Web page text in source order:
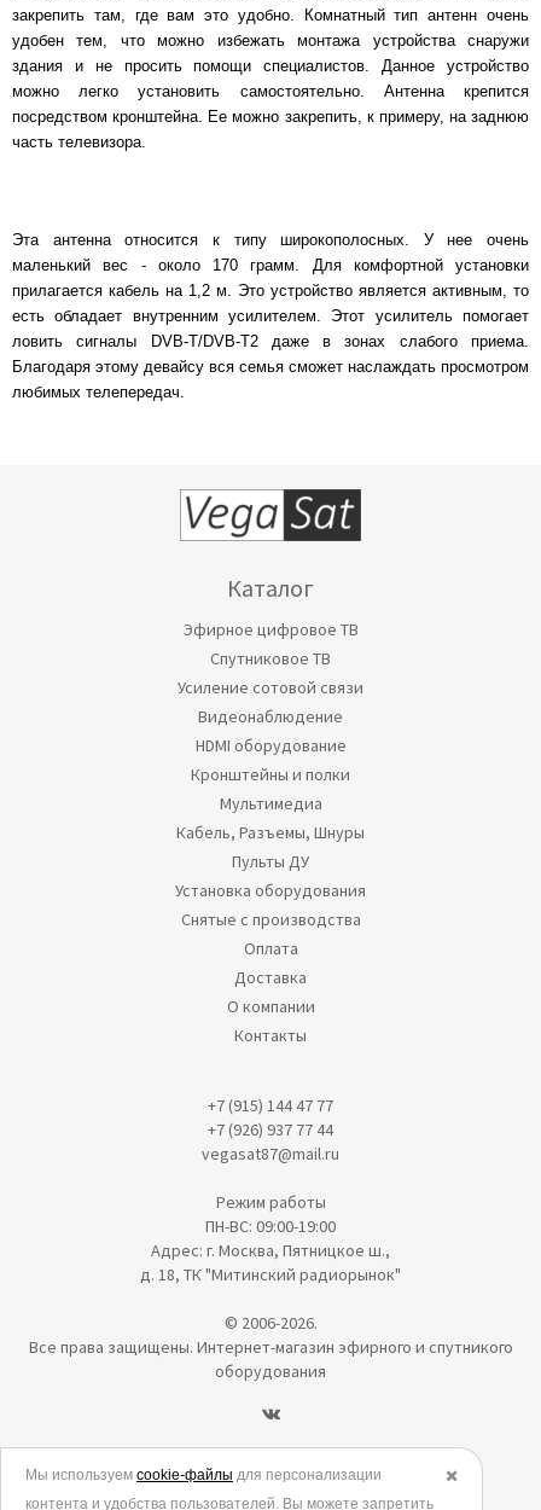
закрепить там, где вам это удобно. Комнатный тип антенн очень
удобен тем, что можно избежать монтажа устройства снаружи
здания и не просить помощи специалистов. Данное устройство
можно легко установить самостоятельно. Антенна крепится
посредством кронштейна. Ее можно закрепить, к примеру, на заднюю
часть телевизора.
Эта антенна относится к типу широкополосных. У нее очень
маленький вес - около 170 грамм. Для комфортной установки
прилагается кабель на 1,2 м. Это устройство является активным, то
есть обладает внутренним усилителем. Этот усилитель помогает
ловить сигналы DVB-T/DVB-T2 даже в зонах слабого приема.
Благодаря этому девайсу вся семья сможет наслаждать просмотром
любимых телепередач.
Каталог
Эфирное цифровое ТВ
Спутниковое ТВ
Усиление сотовой связи
Видеонаблюдение
HDMI оборудование
Кронштейны и полки
Мультимедиа
Кабель, Разъемы, Шнуры
Пульты ДУ
Установка оборудования
Снятые с производства
Оплата
Доставка
О компании
Контакты
+7 (915) 144 47 77
+7 (926) 937 77 44
vegasat87@mail.ru
Режим работы
ПН-ВС: 09:00-19:00
Адрес: г. Москва, Пятницкое ш.,
д. 18, ТК "Митинский радиорынок"
© 2006-2026.
Все права защищены. Интернет-магазин эфирного и спутникого
оборудования
Политика в отношении обработки персональных данных
✖️
Мы используем cookie-файлы для персонализации
контента и удобства пользователей. Вы можете запретить